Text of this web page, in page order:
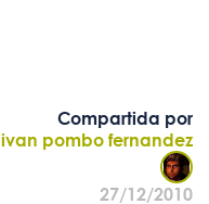
Compartida por
ivan pombo fernandez
27/12/2010